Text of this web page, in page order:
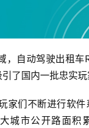
，自动驾驶出租
了国内一批忠实玩
家们不断进行软件
城市公开路面积